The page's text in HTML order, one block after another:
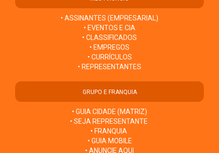
• ASSINANTES (EMPRESARIAL)
• EVENTOS E CIA
• CLASSIFICADOS
• EMPREGOS
• CURRÍCULOS
• REPRESENTANTES
GRUPO E FRANQUIA
• GUIA CIDADE (MATRIZ)
• SEJA REPRESENTANTE
• FRANQUIA
• GUIA MOBILE
• ANUNCIE AQUI